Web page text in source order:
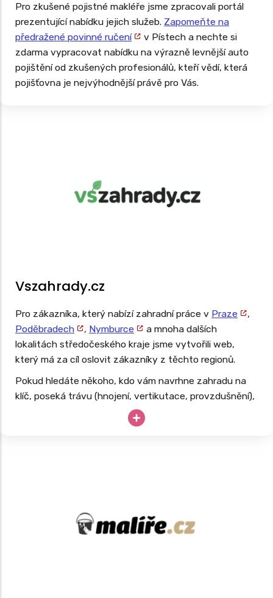
Pro zkušené pojistné makléře jsme zpracovali portál
prezentující nabídku jejich služeb. Zapomeňte na
předražené povinné ručení
v Pístech a nechte si
zdarma vypracovat nabídku na výrazně levnější auto
pojištění od zkušených profesionálů, kteří vědí, která
pojišťovna je nejvýhodnější právě pro Vás.
Vszahrady.cz
Pro zákazníka, který nabízí zahradní práce v Praze
,
Poděbradech
, Nymburce
a mnoha dalších
lokalitách středočeského kraje jsme vytvořili web,
který má za cíl oslovit zákazníky z těchto regionů.
Pokud hledáte někoho, kdo vám navrhne zahradu na
klíč, poseká trávu (hnojení, vertikutace, provzdušnění),
ostříhá živý plot, začistí zahradu, můžeme rozhodně
doporučit. Web, který jsme pro tuto službu připravili,